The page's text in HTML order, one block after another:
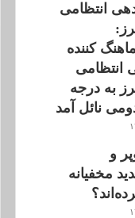
انتظامی
کننده
انتظامی
به درجه
نائل آمد
و
مخفیانه